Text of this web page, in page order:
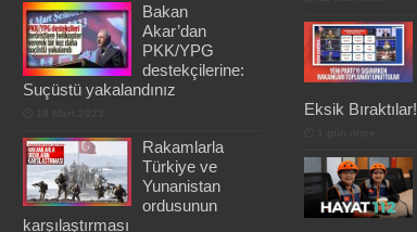
Bakan
Akar’dan
PKK/YPG
destekçilerine:
Suçüstü yakalandınız
Rakamlarla
Türkiye ve
Yunanistan
ordusunun
karşılaştırması
Eksik Bıraktılar!